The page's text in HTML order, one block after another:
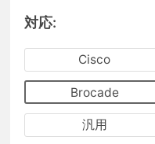
対応:
Cisco
Brocade
汎用